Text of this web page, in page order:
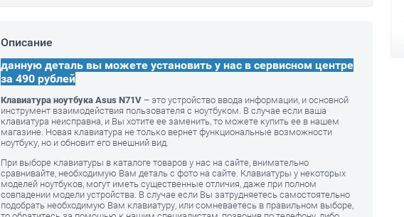
1120.00 руб.
Описание
данную деталь вы можете установить у нас в сервисном центре
за 490 рублей
Клавиатура ноутбука Asus N71V – это устройство ввода информации, и основной
инструмент взаимодействия пользователя с ноутбуком. В случае если ваша
клавиатура неисправна, и Вы хотите ее заменить, то можете купить ее в нашем
магазине. Новая клавиатура не только вернет функциональные возможности
ноутбуку, но и обновит его внешний вид.
При выборе клавиатуры в каталоге товаров у нас на сайте, внимательно
сравнивайте, необходимую Вам деталь с фото на сайте. Клавиатуры у некоторых
моделей ноутбуков, могут иметь существенные отличия, даже при полном
совпадении модели устройства. В случае если Вы затрудняетесь самостоятельно
подобрать необходимую Вам клавиатуру, или сомневаетесь в правильном выборе,